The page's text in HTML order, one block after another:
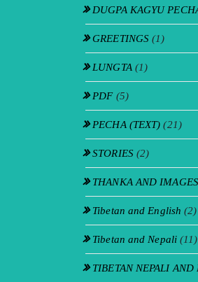
DUGPA KAGYU
GREETINGS (1)
LUNGTA (1)
PDF(5)
PECHA (TEXT) (21)
STORIES(2)
THANKA AND IMAGES
Tibetan and English (2)
Tibetan and Nepali(11)
TIBETAN NEPALI AND